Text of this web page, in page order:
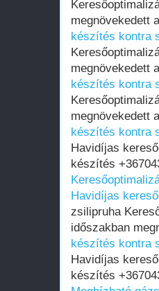
megnövekedett
készítés kontra
megnövekedett
készítés kontra
megnövekedett
készítés kontra
Havidíjas
készítés
Havidíjas
zsilipruha
időszakban
készítés kontra
Havidíjas
készítés